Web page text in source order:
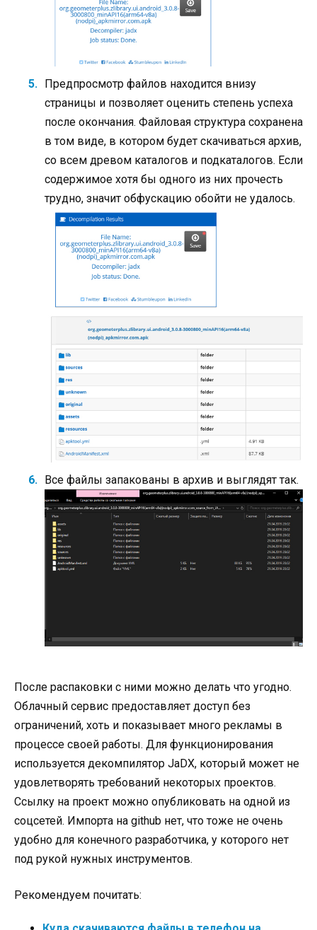
Предпросмотр файлов находится внизу
страницы и позволяет оценить степень успеха
после окончания. Файловая структура сохранена
в том виде, в котором будет скачиваться архив,
со всем древом каталогов и подкаталогов. Если
содержимое хотя бы одного из них прочесть
трудно, значит обфускацию обойти не удалось.
Все файлы запакованы в архив и выглядят так.
После распаковки с ними можно делать что угодно.
Облачный сервис предоставляет доступ без
ограничений, хоть и показывает много рекламы в
процессе своей работы. Для функционирования
используется декомпилятор JaDX, который может не
удовлетворять требований некоторых проектов.
Ссылку на проект можно опубликовать на одной из
соцсетей. Импорта на github нет, что тоже не очень
удобно для конечного разработчика, у которого нет
под рукой нужных инструментов.
Рекомендуем почитать: